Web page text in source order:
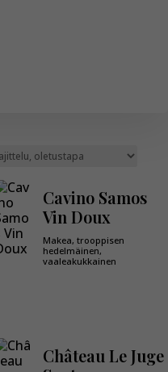
Cavino Samos
Vin Doux
Makea, trooppisen
hedelmäinen,
vaaleakukkainen
Château Le Juge